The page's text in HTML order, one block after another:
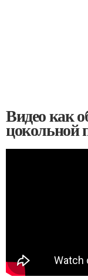
Видео как
цокольной